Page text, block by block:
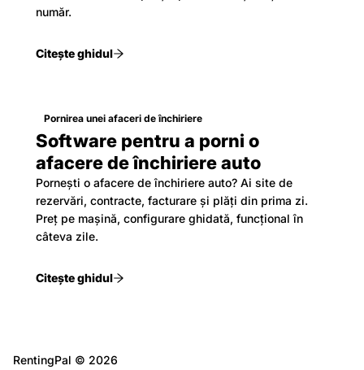
număr.
Citește ghidul
Pornirea unei afaceri de închiriere
Software pentru a porni o
afacere de închiriere auto
Pornești o afacere de închiriere auto? Ai site de
rezervări, contracte, facturare și plăți din prima zi.
Preț pe mașină, configurare ghidată, funcțional în
câteva zile.
Citește ghidul
RentingPal © 2026